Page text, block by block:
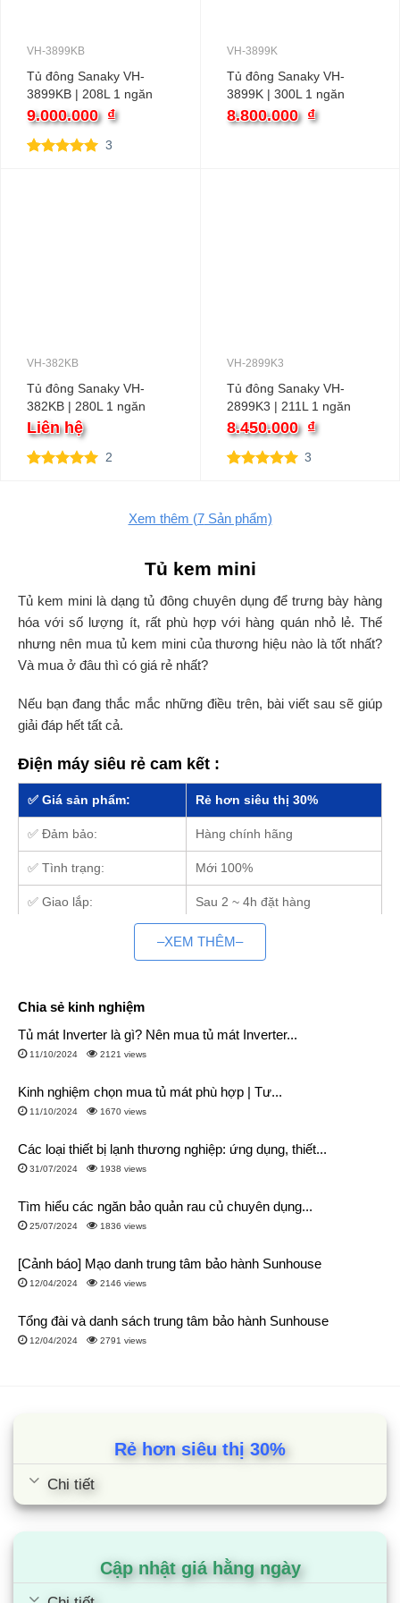
VH-3899KB
Tủ đông Sanaky VH-
3899KB | 208L 1 ngăn
9.000.000 ₫
3
VH-3899K
Tủ đông Sanaky VH-
3899K | 300L 1 ngăn
8.800.000 ₫
VH-382KB
Tủ đông Sanaky VH-
382KB | 280L 1 ngăn
Liên hệ
2
VH-2899K3
Tủ đông Sanaky VH-
2899K3 | 211L 1 ngăn
inverter
8.450.000 ₫
3
Xem thêm (7Sản phẩm)
Tủ kem mini
Tủ kem mini là dạng tủ đông chuyên dụng để trưng bày hàng
hóa với số lượng ít, rất phù hợp với hàng quán nhỏ lẻ. Thế
nhưng nên mua tủ kem mini của thương hiệu nào là tốt nhất?
Và mua ở đâu thì có giá rẻ nhất?
Nếu bạn đang thắc mắc những điều trên, bài viết sau sẽ giúp
giải đáp hết tất cả.
Điện máy siêu rẻ cam kết :
✅ Giá sản phẩm: Rẻ hơn siêu thị 30%
✅ Đảm bảo: Hàng chính hãng
✅ Tình trạng: Mới 100%
✅ Giao lắp: Sau 2 ~ 4h đặt hàng
Toàn quốc tại nhà
1. Điện máy Siêu rẻ – Nhà phân phối tủ kem
mini chính hãng giá rẻ
1.1. Mô hình kinh doanh online giá rẻ hơn siêu thị
Điện máy Siêu rẻlà tổng kho chuyên phân phối các sản
phẩm tủ kem mini chính hãng với 2 kho lớn ở Hà Nội và
nhiều phản hồi tích cực và sự ủng hộ của người dùng trong
suốt quãng đường kinh doanh hơn 10 năm qua.
Dù bán hàng với giá rẻ hơn các siêu thị điện máy đến 30%,
đáo:
Đội ngũ nhân viên chuyên nghiệp, tận tâm.
–XEM THÊM–
Chia sẻ kinh nghiệm
Tủ mát Inverter là gì? Nên mua tủ mát Inverter...
11/10/2024 2121 views
Kinh nghiệm chọn mua tủ mát phù hợp | Tư...
11/10/2024 1670 views
Các loại thiết bị lạnh thương nghiệp: ứng dụng, thiết...
31/07/2024 1938 views
Tìm hiểu các ngăn bảo quản rau củ chuyên dụng...
25/07/2024 1836 views
[Cảnh báo] Mạo danh trung tâm bảo hành Sunhouse
12/04/2024 2146 views
Tổng đài và danh sách trung tâm bảo hành Sunhouse
12/04/2024 2791 views
Rẻ hơn siêu thị 30%
Chi tiết
Cập nhật giá hằng ngày